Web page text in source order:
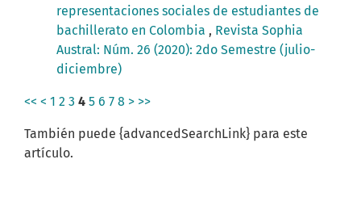
representaciones sociales de estudiantes de
bachillerato en Colombia , Revista Sophia
Austral: Núm. 26 (2020): 2do Semestre (julio-
diciembre)
<< < 1 2 3 4 5 6 7 8 > >>
También puede {advancedSearchLink} para este
artículo.